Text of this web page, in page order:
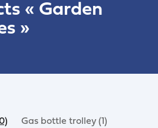
« Garden
»
Gas bottle trolley (1)